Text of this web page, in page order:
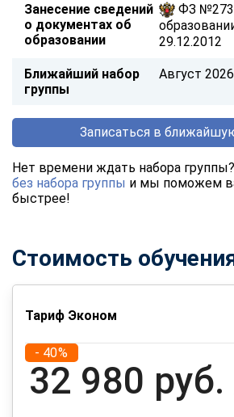
Занесение сведений
о документах об
образовании
ФЗ №273
29.12.2012
Ближайший набор
группы
Август 2026
Записаться в
Нет времени ждать набора группы?
без набора группы и мы поможем
быстрее!
Стоимость
Тариф Эконом
- 40%
32 980 руб.